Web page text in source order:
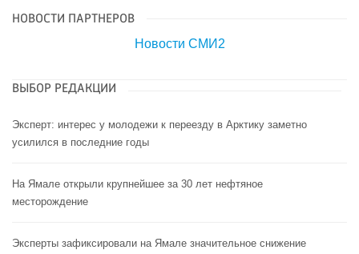
НОВОСТИ ПАРТНЕРОВ
Новости СМИ2
ВЫБОР РЕДАКЦИИ
Эксперт: интерес у молодежи к переезду в Арктику заметно
усилился в последние годы
На Ямале открыли крупнейшее за 30 лет нефтяное
месторождение
Эксперты зафиксировали на Ямале значительное снижение